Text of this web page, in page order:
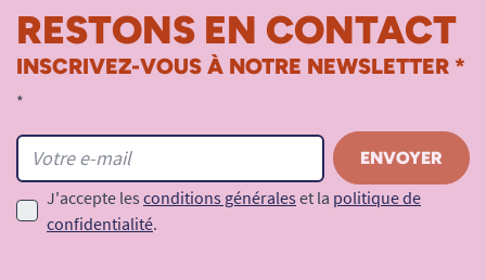
RESTONS EN CONTACT
INSCRIVEZ-VOUS À NOTRE NEWSLETTER *
*
J'accepte les conditions générales et la politique de
confidentialité.